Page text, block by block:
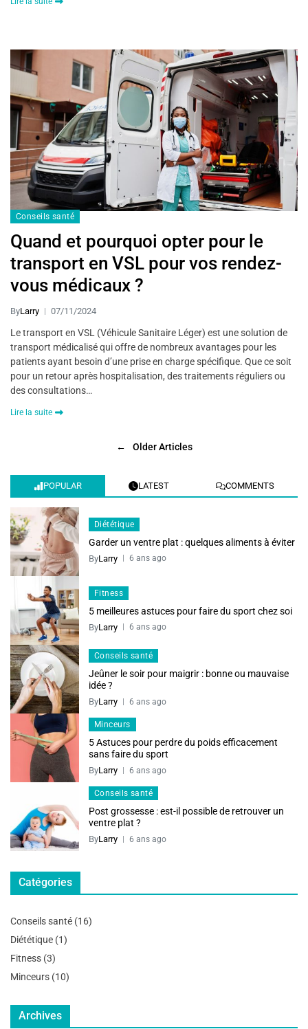
Conseils santé
Quand et pourquoi opter pour le
transport en VSL pour vos rendez-
vous médicaux ?
ByLarry 07/11/2024
Le transport en VSL (Véhicule Sanitaire Léger) est une solution de
transport médicalisé qui offre de nombreux avantages pour les
patients ayant besoin d’une prise en charge spécifique. Que ce soit
pour un retour après hospitalisation, des traitements réguliers ou
des consultations…
Lire la suite
← Older Articles
POPULAR LATEST COMMENTS
Diététique
Garder un ventre plat : quelques aliments à éviter
ByLarry 6 ans ago
Fitness
5 meilleures astuces pour faire du sport chez soi
ByLarry 6 ans ago
Conseils santé
Jeûner le soir pour maigrir : bonne ou mauvaise
idée ?
ByLarry 6 ans ago
Minceurs
5 Astuces pour perdre du poids efficacement
sans faire du sport
ByLarry 6 ans ago
Conseils santé
Post grossesse : est-il possible de retrouver un
ventre plat ?
ByLarry 6 ans ago
Catégories
Conseils santé (16)
Diététique (1)
Fitness (3)
Minceurs (10)
Archives